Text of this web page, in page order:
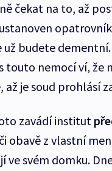
čekat na to, až
budete
touto nemocí ví, že
je soud prohlásí
zavádí institut
obavě z vlastní
ve svém domku.